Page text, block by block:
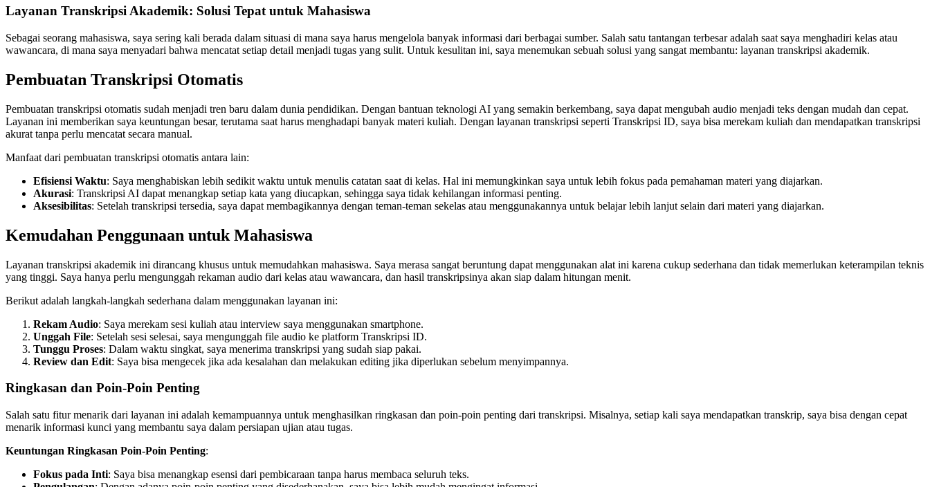
Layanan Transkripsi Akademik: Solusi Tepat untuk Mahasiswa
Sebagai seorang mahasiswa, saya sering kali berada dalam situasi di mana saya harus mengelola banyak informasi dari berbagai sumber. Salah satu tantangan terbesar adalah saat saya menghadiri kelas atau
wawancara, di mana saya menyadari bahwa mencatat setiap detail menjadi tugas yang sulit. Untuk kesulitan ini, saya menemukan sebuah solusi yang sangat membantu: layanan transkripsi akademik.
Pembuatan Transkripsi Otomatis
Pembuatan transkripsi otomatis sudah menjadi tren baru dalam dunia pendidikan. Dengan bantuan teknologi AI yang semakin berkembang, saya dapat mengubah audio menjadi teks dengan mudah dan cepat.
Layanan ini memberikan saya keuntungan besar, terutama saat harus menghadapi banyak materi kuliah. Dengan layanan transkripsi seperti Transkripsi ID, saya bisa merekam kuliah dan mendapatkan transkripsi
akurat tanpa perlu mencatat secara manual.
Manfaat dari pembuatan transkripsi otomatis antara lain:
Efisiensi Waktu: Saya menghabiskan lebih sedikit waktu untuk menulis catatan saat di kelas. Hal ini memungkinkan saya untuk lebih fokus pada pemahaman materi yang diajarkan.
Akurasi: Transkripsi AI dapat menangkap setiap kata yang diucapkan, sehingga saya tidak kehilangan informasi penting.
Aksesibilitas: Setelah transkripsi tersedia, saya dapat membagikannya dengan teman-teman sekelas atau menggunakannya untuk belajar lebih lanjut selain dari materi yang diajarkan.
Kemudahan Penggunaan untuk Mahasiswa
Layanan transkripsi akademik ini dirancang khusus untuk memudahkan mahasiswa. Saya merasa sangat beruntung dapat menggunakan alat ini karena cukup sederhana dan tidak memerlukan keterampilan teknis
yang tinggi. Saya hanya perlu mengunggah rekaman audio dari kelas atau wawancara, dan hasil transkripsinya akan siap dalam hitungan menit.
Berikut adalah langkah-langkah sederhana dalam menggunakan layanan ini:
Rekam Audio: Saya merekam sesi kuliah atau interview saya menggunakan smartphone.
Unggah File: Setelah sesi selesai, saya mengunggah file audio ke platform Transkripsi ID.
Tunggu Proses: Dalam waktu singkat, saya menerima transkripsi yang sudah siap pakai.
Review dan Edit: Saya bisa mengecek jika ada kesalahan dan melakukan editing jika diperlukan sebelum menyimpannya.
Ringkasan dan Poin-Poin Penting
Salah satu fitur menarik dari layanan ini adalah kemampuannya untuk menghasilkan ringkasan dan poin-poin penting dari transkripsi. Misalnya, setiap kali saya mendapatkan transkrip, saya bisa dengan cepat
menarik informasi kunci yang membantu saya dalam persiapan ujian atau tugas.
Keuntungan Ringkasan Poin-Poin Penting:
Fokus pada Inti: Saya bisa menangkap esensi dari pembicaraan tanpa harus membaca seluruh teks.